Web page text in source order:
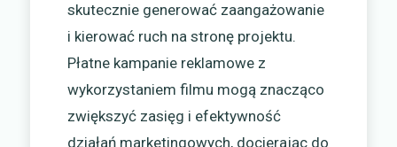
skutecznie generować zaangażowanie
i kierować ruch na stronę projektu.
Płatne kampanie reklamowe z
wykorzystaniem filmu mogą znacząco
zwiększyć zasięg i efektywność
działań marketingowych, docierając do